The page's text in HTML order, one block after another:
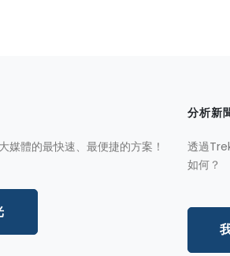
媒體的最快速、最便捷的方案！
分析新
透過
如何？